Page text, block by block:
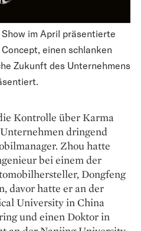
im April präsentierte
einen schlanken
Zukunft des Unternehmens
Kontrolle über Karma
dringend
Zhou hatte
bei einem der
Dongfeng
davor hatte er an der
University in China
und einen Doktor in